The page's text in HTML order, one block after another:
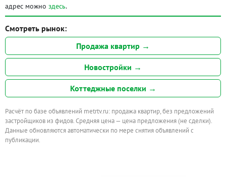
адрес можно здесь.
Смотреть рынок:
Продажа квартир →
Новостройки →
Коттеджные поселки →
Расчёт по базе объявлений metrtv.ru: продажа квартир, без предложений
застройщиков из фидов. Средняя цена — цена предложения (не сделки).
Данные обновляются автоматически по мере снятия объявлений с
публикации.